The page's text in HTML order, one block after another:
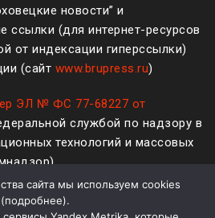
новости” и
ссылки (для интернет-ресурсов
от индексации гиперссылки)
(сайт www.brupress.ru)
ЭЛ № ФС 77-68227 от
службой по надзору в
технологий и массовых
сайта мы используем cookies
(подробнее).